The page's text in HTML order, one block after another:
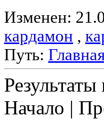
Изменен:
кардамон ,
Путь:
Начало |